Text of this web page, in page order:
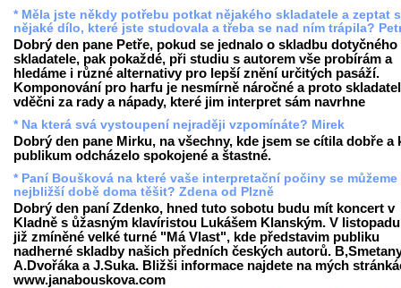
* Měla jste někdy potřebu potkat nějakého skladatele a zeptat
nějaké dílo, které jste studovala a třeba se nad ním trápila?
Dobrý den pane Petře, pokud se jednalo o skladbu dotyčného
skladatele, pak pokaždé, při studiu s autorem vše probírám a
hledáme i různé alternativy pro lepší znění určitých pasáží.
Komponování pro harfu je nesmírně náročné a proto
vděčni za rady a nápady, které jim interpret sám navrhne
* Na která svá vystoupení nejraději vzpomínáte? Mirek
Dobrý den pane Mirku, na všechny, kde jsem se cítila dobře a
publikum odcházelo spokojené a štastné.
* Paní Boušková na které vaše interpretační počiny se můžeme
nejbližší době doma těšit? Zdena od Plzně
Dobrý den paní Zdenko, hned tuto sobotu budu mít koncert v
Kladně s ůžasným klavíristou Lukášem Klanským. V
již zmíněné velké turné "Má Vlast", kde představim publiku
nadherné skladby našich předních českých autorů.
A.Dvořáka a J.Suka. Bližši informace najdete na mých
www.janabouskova.com